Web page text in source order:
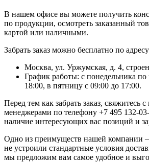
В нашем офисе вы можете получить
по продукции, осмотреть заказанный
картой или наличными.
Забрать заказ можно бесплатно по
Москва, ул. Уржумская, д. 4,
График работы: с понедельника по
18:00, в пятницу с 09:00 до 17:00.
Перед тем как забрать заказ, свяжитесь
менеджерами по телефону +7 495 132-
наличие интересующих вас позиций и
Одно из преимуществ нашей компании
не устроили стандартные условия
мы предложим вам самое удобное и